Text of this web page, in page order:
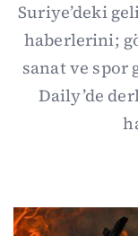
Suriye’deki
haberlerini;
sanat ve spor
Daily’de